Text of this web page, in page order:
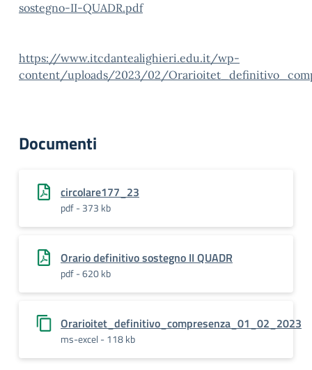
sostegno-II-QUADR.pdf
https://www.itcdantealighieri.edu.it/wp-
content/uploads/2023/02/
Documenti
circolare177_23
pdf - 373 kb
Orario definitivo sostegno II QUADR
pdf - 620 kb
Orarioitet_definitivo_compresenza_01_02_2023
ms-excel - 118 kb